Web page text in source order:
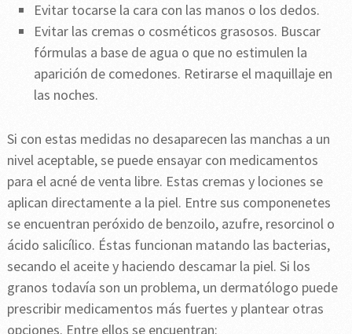
Evitar tocarse la cara con las manos o los dedos.
Evitar las cremas o cosméticos grasosos. Buscar
fórmulas a base de agua o que no estimulen la
aparición de comedones. Retirarse el maquillaje en
las noches.
Si con estas medidas no desaparecen las manchas a un
nivel aceptable, se puede ensayar con medicamentos
para el acné de venta libre. Estas cremas y lociones se
aplican directamente a la piel. Entre sus componenetes
se encuentran peróxido de benzoilo, azufre, resorcinol o
ácido salicílico. Éstas funcionan matando las bacterias,
secando el aceite y haciendo descamar la piel. Si los
granos todavía son un problema, un dermatólogo puede
prescribir medicamentos más fuertes y plantear otras
opciones. Entre ellos se encuentran: